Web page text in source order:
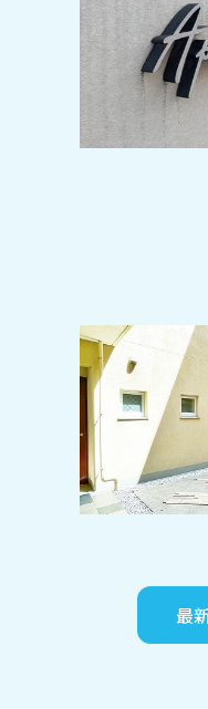
駅前再開発で
駅で人気の
工は安心の大
2024-10-19
吹き抜けの中
間を演出♪三
地に人気のオ
場♪
最